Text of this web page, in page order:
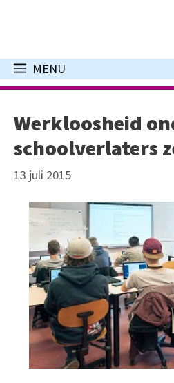
inhoud
MENU
Werkloosheid
schoolverlaters
13 juli 2015